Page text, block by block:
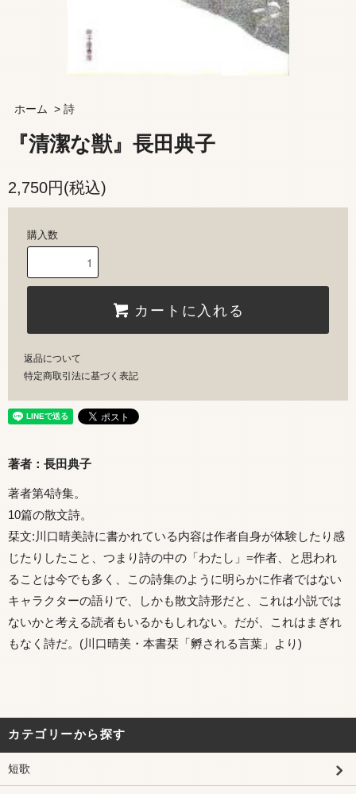
ホーム > 詩
『清潔な獣』長田典子
2,750円(税込)
購入数
カートに入れる
返品について
特定商取引法に基づく表記
著者：長田典子
著者第4詩集。
10篇の散文詩。
栞文:川口晴美詩に書かれている内容は作者自身が体験したり感
じたりしたこと、つまり詩の中の「わたし」=作者、と思われ
ることは今でも多く、この詩集のように明らかに作者ではない
キャラクターの語りで、しかも散文詩形だと、これは小説では
ないかと考える読者もいるかもしれない。だが、これはまぎれ
もなく詩だ。(川口晴美・本書栞「孵される言葉」より)
カテゴリーから探す
短歌